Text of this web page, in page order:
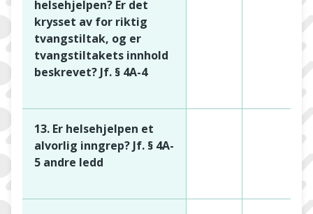
helsehjelpen? Er det
krysset av for riktig
tvangstiltak, og er
tvangstiltakets innhold
beskrevet? Jf. § 4A-4
13. Er helsehjelpen et
alvorlig inngrep? Jf. § 4A-
5 andre ledd